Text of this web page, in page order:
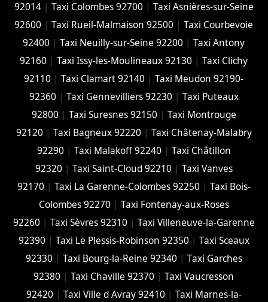
92014| Taxi Colombes 92700 | Taxi Asnières-sur-Seine
92600 |Taxi Rueil-Malmaison 92500 |Taxi Courbevoie
92400 |Taxi Neuilly-sur-Seine 92200 |Taxi Antony
92160 |Taxi Issy-les-Moulineaux 92130 |Taxi Clichy
92110 |Taxi Clamart 92140 |Taxi Meudon 92190-
92360 | Taxi Gennevilliers 92230 | Taxi Puteaux
92800 | Taxi Suresnes 92150 | Taxi Montrouge
92120 | Taxi Bagneux 92220 | Taxi Châtenay-Malabry
92290 | Taxi Malakoff 92240 | Taxi Châtillon
92320 | Taxi Saint-Cloud 92210 | Taxi Vanves
92170 | Taxi La Garenne-Colombes 92250 | Taxi Bois-
Colombes 92270 | Taxi Fontenay-aux-Roses
92260 | Taxi Sèvres 92310 | Taxi Villeneuve-la-Garenne
92390 | Taxi Le Plessis-Robinson 92350 | Taxi Sceaux
92330 | Taxi Bourg-la-Reine 92340 | Taxi Garches
92380 |Taxi Chaville 92370 |Taxi Vaucresson
92420 | Taxi Ville d Avray 92410 | Taxi Marnes-la-